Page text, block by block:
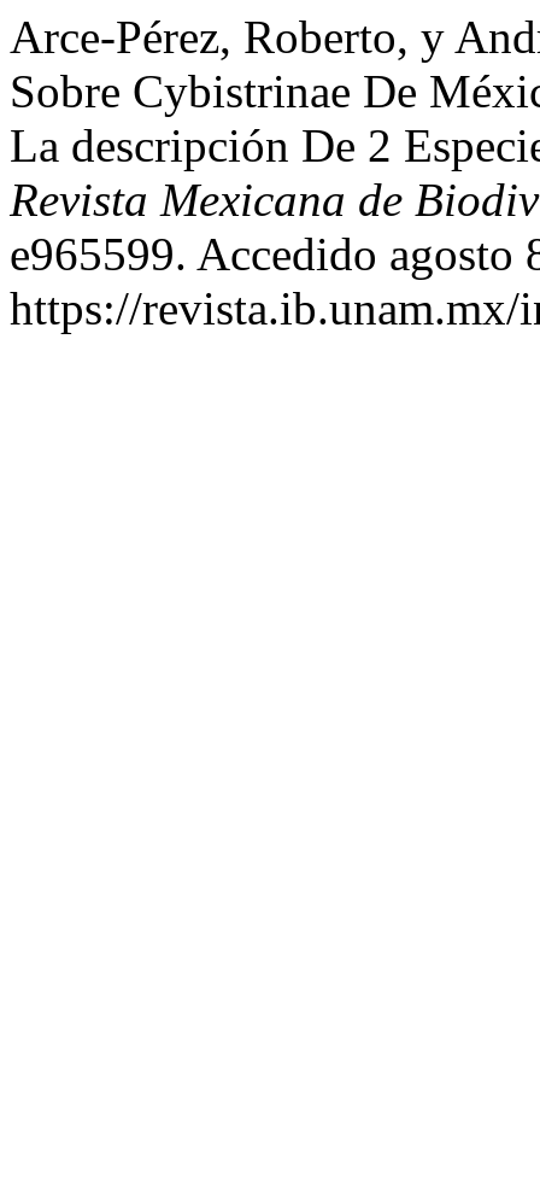
Arce-Pérez, Roberto, y
Sobre Cybistrinae De
La descripción De 2
Revista Mexicana de
e965599. Accedido agosto
https://